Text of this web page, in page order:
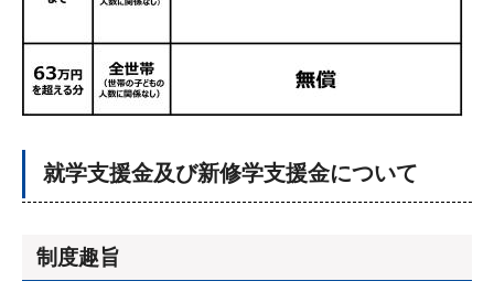
就学支援金及び新修学支援金について
制度趣旨